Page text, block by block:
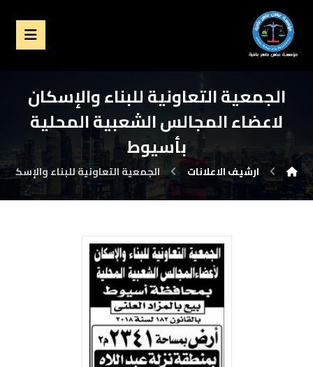
الجمعية التعاونية للبناء والإسكان
لاعضاء المجالس الشعبية المحلية
بأسيوط
ارشيف الاعلانات الجمعية التعاونية للبناء